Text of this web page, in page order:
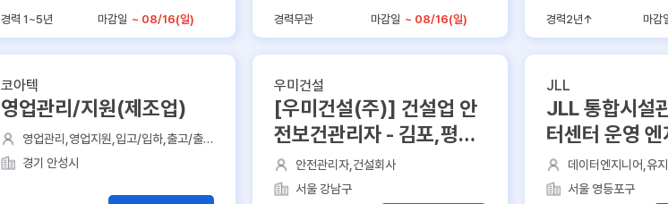
경력 1~5년 마감일 ~ 08/16(일) 경력무관 마감일 ~ 08/16(일) 경력2년↑ 마감
코아텍
영업관리/지원(제조업)
영업관리,영업지원,입고/입하,출고/출
하,ERP
경기 안성시
우미건설
[우미건설(주)] 건설업 안
전보건관리자 - 김포,평택,
광주 등
안전관리자,건설회사
서울 강남구
JLL
JLL 통합시설
터센터 운영
조2교대 근무)
데이터엔지니어,유
설관리,임대컨설팅
서울 영등포구